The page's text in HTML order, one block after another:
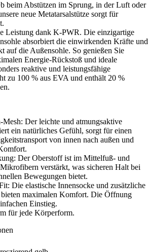
beim Abstützen im Sprung, in der Luft oder
neue Metatarsalstütze sorgt für
Leistung dank K-PWR. Die einzigartige
absorbiert die einwirkenden Kräfte und
auf die Außensohle. So genießen Sie
Energie-Rückstoß und ideale
reaktive und leistungsfähige
zu 100 % aus EVA und enthält 20 %
Der leichte und atmungsaktive
ein natürliches Gefühl, sorgt für einen
von innen nach außen und
Der Oberstoff ist im Mittelfuß- und
verstärkt, was sicheren Halt bei
Bewegungen bietet.
Die elastische Innensocke und zusätzliche
bieten maximalen Komfort. Die Öffnung
Einstieg.
für jede Körperform.